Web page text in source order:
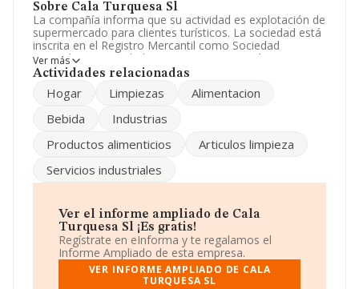
Sobre Cala Turquesa Sl
La compañía informa que su actividad es explotación de
supermercado para clientes turísticos. La sociedad está
inscrita en el Registro Mercantil como Sociedad
Limitada. Su actividad CNAE es 'Comercio al por menor
en establecimientos no especializados, con predominio
4711. No realiza actividad de importación y/o
atendiendo a los datos disponibles en INFORMA, el
debajo de la media de sector.
empresa ha retrocedido 57 puestos en el ranking
sectorial, pasando del 1.104 al 1.161. En el ranking de
sectores las siguientes empresas tienen mejor posición:
Productos El Moganero S.LySupremo Retamar S.L
en cambio, algunas de las empresas españolas que
están por debajo sonFrefon Spain Sociedad
Ver más
Actividades relacionadas
Hogar Limpiezas
Alimentacion
Bebida
Industrias
Productos alimenticios
Articulos limpieza
Servicios industriales
Ver el informe ampliado de Cala
Turquesa Sl ¡Es gratis!
Regístrate en eInforma y te regalamos el
Informe Ampliado de esta empresa.
VER INFORME AMPLIADO DE CALA
TURQUESA SL